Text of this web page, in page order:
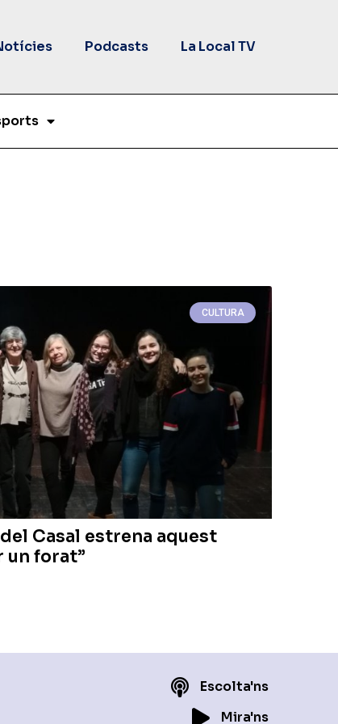
Podcasts La Local TV
CULTURA
Casal estrena aquest
un forat”
Escolta'ns
Mira'ns